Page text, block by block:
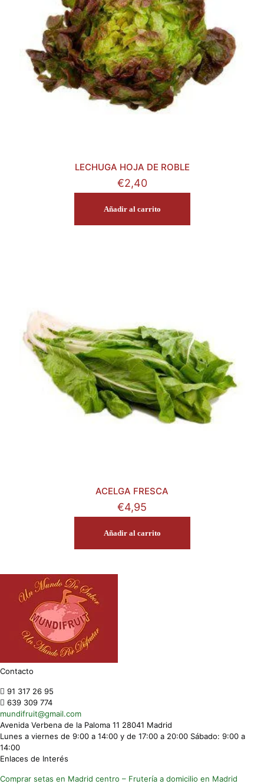
LECHUGA HOJA DE ROBLE
€2,40
Añadir al carrito
ACELGA FRESCA
€4,95
Añadir al carrito
Contacto
91 317 26 95
639 309 774
mundifruit@gmail.com
Avenida Verbena de la Paloma 11 28041 Madrid
Lunes a viernes de 9:00 a 14:00 y de 17:00 a 20:00 Sábado: 9:00 a
14:00
Enlaces de Interés
Comprar setas en Madrid centro – Frutería a domicilio en Madrid